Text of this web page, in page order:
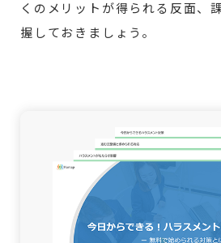
くのメリットが得られる反面、
握しておきましょう。